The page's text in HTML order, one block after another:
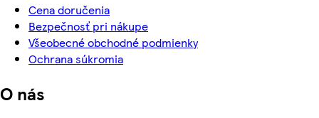
Cena doručenia
Bezpečnosť pri nákupe
Všeobecné obchodné podmienky
Ochrana súkromia
O nás